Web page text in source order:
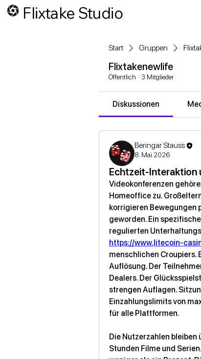
Flixtake Studio
Start Gruppen
Flixtakenewlife
Öffentlich · 3 Mitglieder
Diskussionen
Beringar Stauss
8. Mai 2026
Echtzeit-Interaktion
Videokonferenzen
Homeoffice zu.
korrigieren Bewegungen
geworden. Ein
https://www.litecoin-
menschlichen Croupiers.
Auflösung. Der
Dealers. Der
strengen Auflagen.
Einzahlungslimits von
für alle Plattformen.
Die Nutzerzahlen
Stunden Filme und